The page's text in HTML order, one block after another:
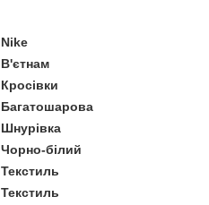
Nike
В'єтнам
Кросівки
Багатошарова
Шнурівка
Чорно-білий
Текстиль
Текстиль